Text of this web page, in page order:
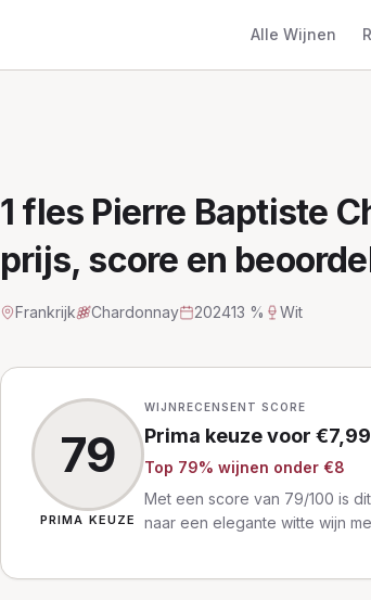
Alle Wijnen
1 fles Pierre Baptiste
prijs, score en
Frankrijk Chardonnay 202413 % Wit
79
PRIMA KEUZE
WIJNRECENSENT SCORE
Prima keuzevoor €7,99
Top 79% wijnen onder €8
Met een score van 79/100 is
naar een elegante witte wijn